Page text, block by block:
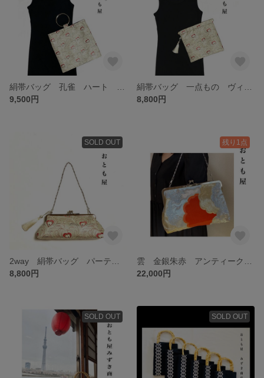
9,500円
8,800円
SOLD OUT
8,800円
残り1点
22,000円
SOLD OUT SOLD OUT